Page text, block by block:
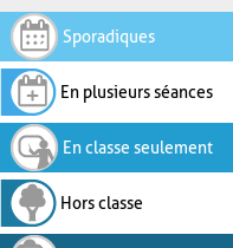
Sporadiques
En plusieurs séances
En classe seulement
Hors classe